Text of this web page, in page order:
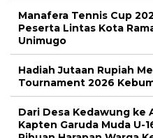
Manafera Tennis Cup
Peserta Lintas Kota
Unimugo
Hadiah Jutaan Rupiah
Tournament 2026
Dari Desa Kedawung ke
Kapten Garuda Muda U-